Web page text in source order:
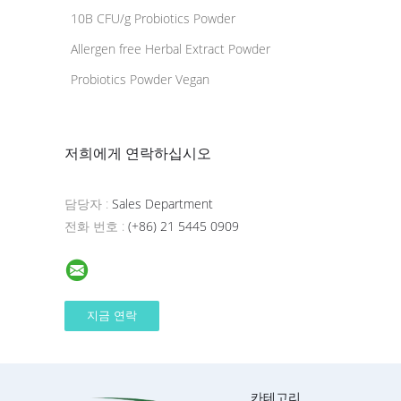
10B CFU/g Probiotics Powder
Allergen free Herbal Extract Powder
Probiotics Powder Vegan
저희에게 연락하십시오
담당자 : Sales Department
전화 번호 : (+86) 21 5445 0909
카테고리